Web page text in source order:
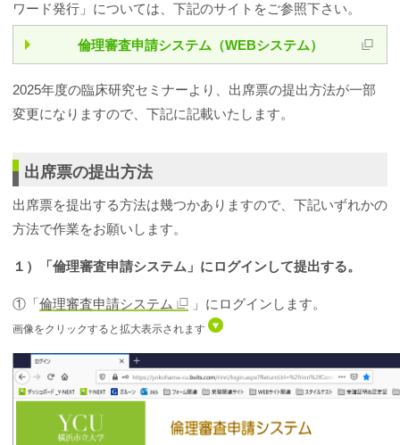
ワード発行」については、下記のサイトをご参照下さい。
倫理審査申請システム（WEBシステム）
2025年度の臨床研究セミナーより、出席票の提出方法が一部
変更になりますので、下記に記載いたします。
出席票の提出方法
出席票を提出する方法は幾つかありますので、下記いずれかの
方法で作業をお願いします。
１）「倫理審査申請システム」にログインして提出する。
①「倫理審査申請システム 」にログインします。
画像をクリックすると拡大表示されます